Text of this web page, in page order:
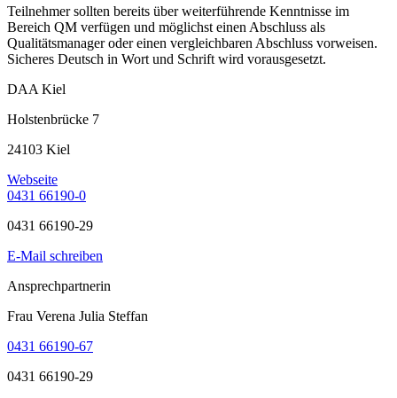
Teilnehmer sollten bereits über weiterführende Kenntnisse im
Bereich QM verfügen und möglichst einen Abschluss als
Qualitätsmanager oder einen vergleichbaren Abschluss vorweisen.
Sicheres Deutsch in Wort und Schrift wird vorausgesetzt.
DAA Kiel
Holstenbrücke 7
24103 Kiel
Webseite
0431 66190-0
0431 66190-29
E-Mail schreiben
Ansprechpartnerin
Frau Verena Julia Steffan
0431 66190-67
0431 66190-29